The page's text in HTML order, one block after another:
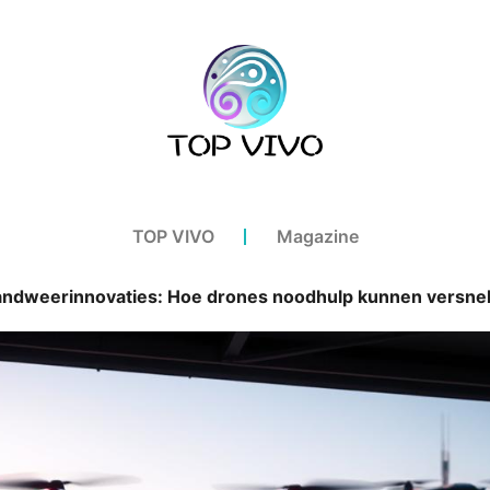
TOP VIVO Magazine
Hoe drones noodhulp kunnen